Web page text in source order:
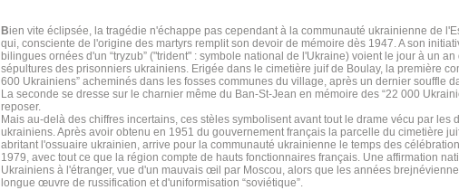
Bien vite éclipsée, la tragédie n'échappe pas cependant à la communauté ukrainienne de
qui, consciente de l'origine des martyrs remplit son devoir de mémoire dès 1947. A son
bilingues ornées d'un “tryzub” ("trident" : symbole national de l'Ukraine) voient le jour à un
sépultures des prisonniers ukrainiens. Erigée dans le cimetière juif de Boulay, la première
600 Ukrainiens” acheminés dans les fosses communes du village, après un dernier souffle
La seconde se dresse sur le charnier même du Ban-St-Jean en mémoire des “22 000
reposer.
Mais au-delà des chiffres incertains, ces stèles symbolisent avant tout le drame vécu par les
ukrainiens. Après avoir obtenu en 1951 du gouvernement français la parcelle du cimetière
abritant l'ossuaire ukrainien, arrive pour la communauté ukrainienne le temps des
1979, avec tout ce que la région compte de hauts fonctionnaires français. Une affirmation
Ukrainiens à l'étranger, vue d'un mauvais œil par Moscou, alors que les années
longue œuvre de russification et d'uniformisation “soviétique”.